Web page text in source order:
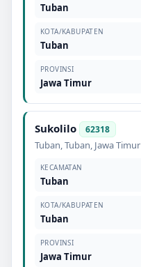
Tuban
KOTA/KABUPATEN
Tuban
PROVINSI
Jawa Timur
Sukolilo 62318
Tuban,Tuban, Jawa Timur
KECAMATAN
Tuban
KOTA/KABUPATEN
Tuban
PROVINSI
Jawa Timur